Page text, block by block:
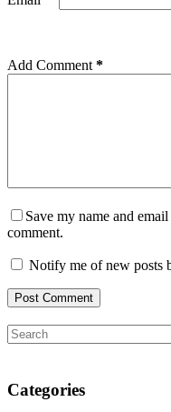
Add Comment *
Save my name and
comment.
Notify me of new posts
Post Comment
results
Categories